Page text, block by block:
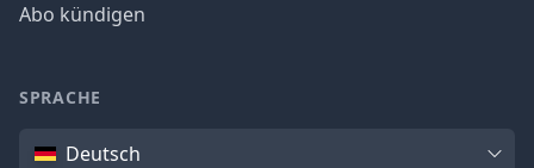
Abo kündigen
SPRACHE
SpracheDeutsch